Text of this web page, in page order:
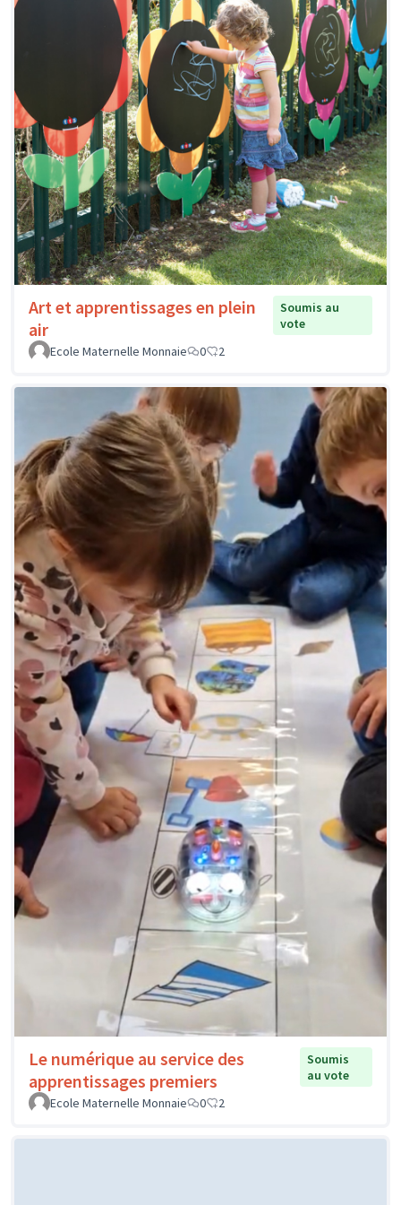
Art et apprentissages en plein
air
Soumis au
vote
Ecole Maternelle Monnaie
0 2
Le numérique au service des
apprentissages premiers
Soumis
au vote
Ecole Maternelle Monnaie
0 2